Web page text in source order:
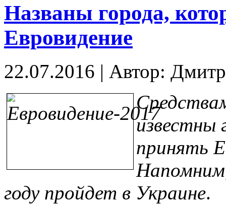
Названы города,
Евровидение
22.07.2016 | Автор:
известны
принять
году пройдет в Украине.